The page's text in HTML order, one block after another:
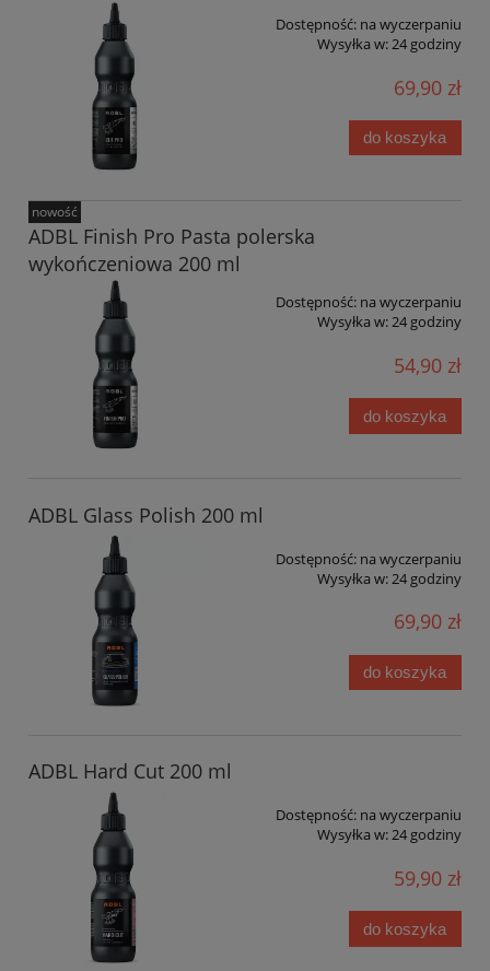
Dostępność: na wyczerpaniu
Wysyłka w:24 godziny
69,90 zł
do koszyka
ADBL Finish Pro Pasta polerska
wykończeniowa 200 ml
Dostępność: na wyczerpaniu
Wysyłka w:24 godziny
54,90 zł
do koszyka
nowość
ADBL Glass Polish 200 ml
Dostępność: na wyczerpaniu
Wysyłka w:24 godziny
69,90 zł
do koszyka
ADBL Hard Cut 200 ml
Dostępność: na wyczerpaniu
Wysyłka w:24 godziny
59,90 zł
do koszyka